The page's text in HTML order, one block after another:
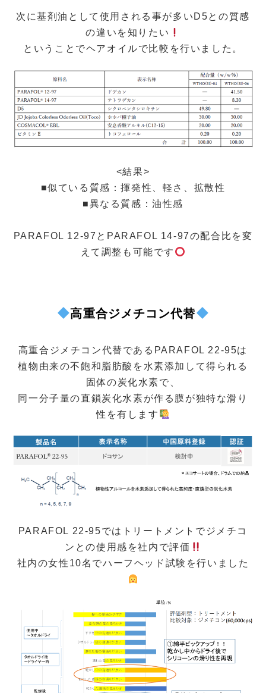
次に基剤油として使用される事が多いD5との質感
の違いを知りたい
ということでヘアオイルで比較を行いました。
<結果>
■似ている質感：揮発性、軽さ、拡散性
■異なる質感：油性感
PARAFOL 12-97とPARAFOL 14-97の配合比を変
えて調整も可能です
高重合ジメチコン代替
高重合ジメチコン代替であるPARAFOL 22-95は
植物由来の不飽和脂肪酸を水素添加して得られる
固体の炭化水素で、
同一分子量の直鎖炭化水素が作る膜が独特な滑り
性を有します
PARAFOL 22-95ではトリートメントでジメチコ
ンとの使用感を社内で評価
社内の女性10名でハーフヘッド試験を行いました